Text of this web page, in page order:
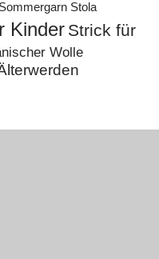
Sommergarn Stola
Kinder Strick für
Wolle